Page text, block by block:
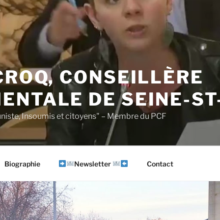
CONSEILLÈRE
DE SEINE-
Insoumis et citoyens" – Membre du PCF
Biographie Newsletter Contact